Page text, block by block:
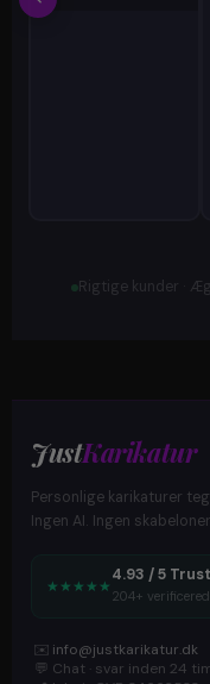
Rigtige kunder ·
JustKarikatur
Personlige karikaturer
Ingen AI. Ingen
★ ★ ★ ★ ★
4.93 / 5
204+
✉️ info@justkarikatur.dk
💬 Chat · svar inden 24